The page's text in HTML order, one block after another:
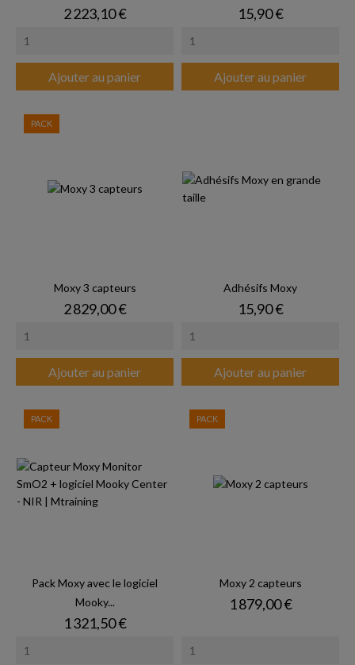
Prix
2 223,10 €
Ajouter au panier
Prix
15,90 €
Ajouter au panier
Moxy 3 capteurs
Prix
2 829,00 €
Ajouter au panier
PACK
Adhésifs Moxy
Prix
15,90 €
Ajouter au panier
Pack Moxy avec le logiciel
Mooky...
Prix
1 321,50 €
PACK
Moxy 2 capteurs
Prix
1 879,00 €
PACK